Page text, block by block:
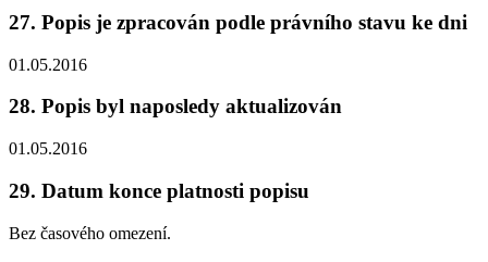
27. Popis je zpracován podle právního stavu ke dni
01.05.2016
28. Popis byl naposledy aktualizován
01.05.2016
29. Datum konce platnosti popisu
Bez časového omezení.